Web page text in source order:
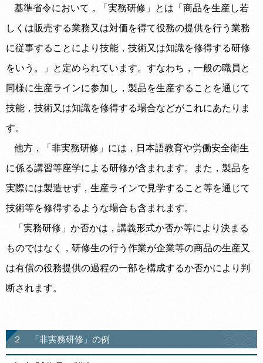
基準省令において，「実務研修」とは「商品を生産し若
しくは販売する業務又は対価を得て役務の提供を行う業務
に従事することにより技能，技術又は知識を修得する研修
をいう。」と定められています。すなわち，一般の職員と
同様に生産ラインに参加し，製品を生産することを通じて
技能，技術又は知識を修得する場合などがこれにあたりま
す。
他方，「非実務研修」には，日本語教育や労働安全衛生
に係る講習等座学による研修が含まれます。また，製品を
実際には製造せず，生産ラインで見学すること等を通じて
技術等を修得するような場合も含まれます。
「実務研修」か否かは，講義形式か否か等により決まる
ものではなく，研修生の行う作業が企業等の商品の生産又
は有償の役務提供の過程の一部を構成するか否かにより判
断されます。
２ 「非実務研修」の例